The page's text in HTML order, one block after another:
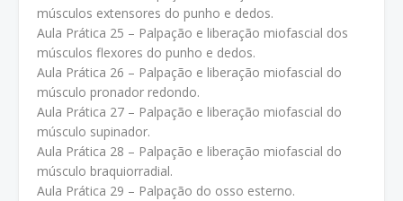
músculos extensores do punho e dedos.
Aula Prática 25 – Palpação e liberação miofascial dos
músculos flexores do punho e dedos.
Aula Prática 26 – Palpação e liberação miofascial do
músculo pronador redondo.
Aula Prática 27 – Palpação e liberação miofascial do
músculo supinador.
Aula Prática 28 – Palpação e liberação miofascial do
músculo braquiorradial.
Aula Prática 29 – Palpação do osso esterno.